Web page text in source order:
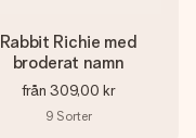
Rabbit Richie med
broderat namn
från 309,00 kr
9 Sorter